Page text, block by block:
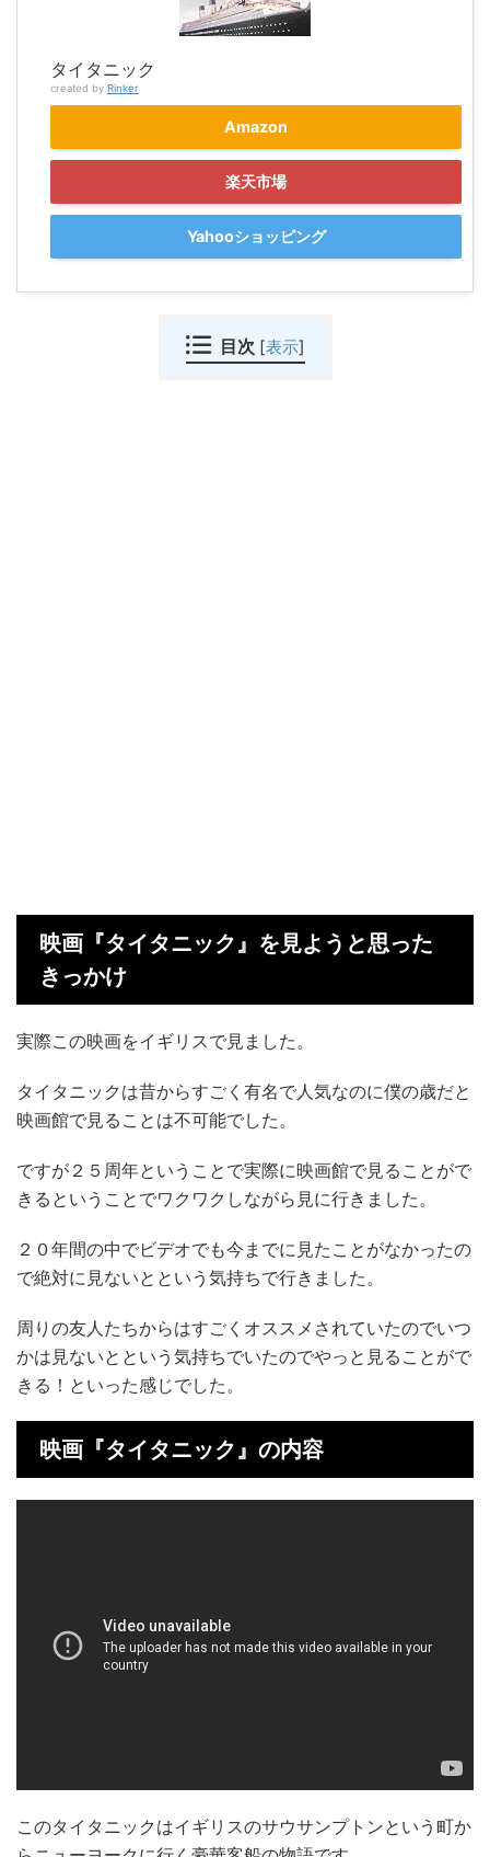
タイタニック
created by Rinker
Amazon
楽天市場
Yahooショッピング
目次 [表示]
映画『タイタニック』を見ようと思った
きっかけ
実際この映画をイギリスで見ました。
タイタニックは昔からすごく有名で人気なのに僕の歳だと
映画館で見ることは不可能でした。
ですが２５周年ということで実際に映画館で見ることがで
きるということでワクワクしながら見に行きました。
２０年間の中でビデオでも今までに見たことがなかったの
で絶対に見ないとという気持ちで行きました。
周りの友人たちからはすごくオススメされていたのでいつ
かは見ないとという気持ちでいたのでやっと見ることがで
きる！といった感じでした。
映画『タイタニック』の内容
このタイタニックはイギリスのサウサンプトンという町か